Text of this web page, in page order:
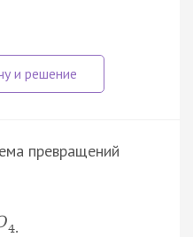
превращений
4.